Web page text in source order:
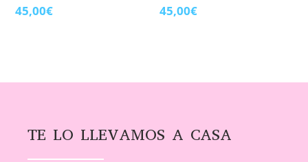
45,00€ 45,00€
TE LO LLEVAMOS A CASA